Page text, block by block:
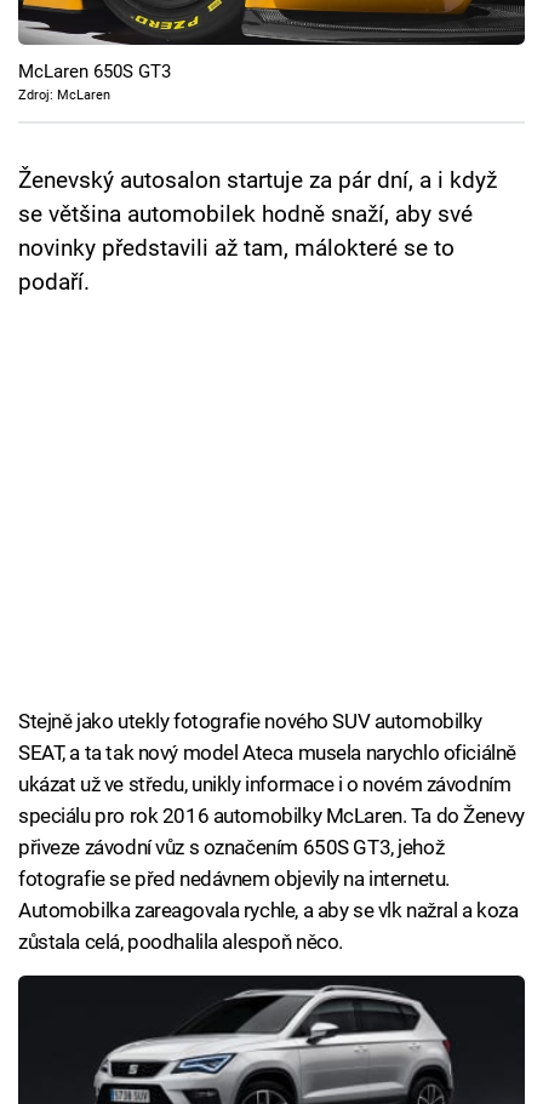
Cool Esport
Pořady
Sledujte prima+
Přihlášení
McLaren 650S GT3
Zdroj: McLaren
Ženevský autosalon startuje za pár dní, a i když
se většina automobilek hodně snaží, aby své
novinky představili až tam, málokteré se to
podaří.
Stejně jako utekly fotografie nového SUV automobilky
SEAT, a ta tak nový model Ateca musela narychlo oficiálně
ukázat už ve středu, unikly informace i o novém závodním
speciálu pro rok 2016 automobilky McLaren. Ta do Ženevy
přiveze závodní vůz s označením 650S GT3, jehož
fotografie se před nedávnem objevily na internetu.
Automobilka zareagovala rychle, a aby se vlk nažral a koza
zůstala celá, poodhalila alespoň něco.